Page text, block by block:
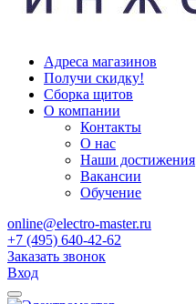
Адреса магазинов
Получи скидку!
Сборка щитов
О компании
Контакты
О нас
Наши достижения
Вакансии
Обучение
online@electro-master.ru
+7 (495) 640-42-62
Заказать звонок
Вход